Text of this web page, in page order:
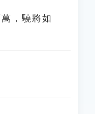
，驍將如